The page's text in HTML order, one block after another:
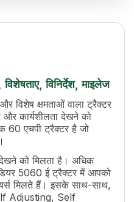
3 Reverse
विनिर्देश, माइलेज
विशेष क्षमताओं वाला ट्रैक्टर
और कार्यशीलता देखने को
60 एचपी ट्रैक्टर है जो
को मिलता है। अधिक
5060 ई ट्रैक्टर में आपको
मिलते हैं। इसके साथ-साथ,
Adjusting, Self